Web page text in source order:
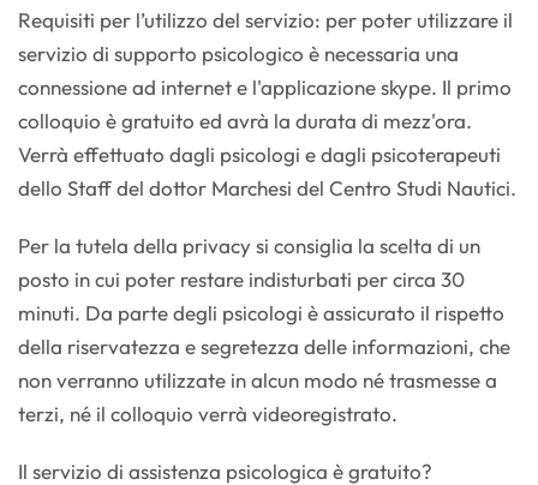
Requisiti per l’utilizzo del servizio: per poter utilizzare il
servizio di supporto psicologico è necessaria una
connessione ad internet e l'applicazione skype. Il primo
colloquio è gratuito ed avrà la durata di mezz'ora.
Verrà effettuato dagli psicologi e dagli psicoterapeuti
dello Staff del dottor Marchesi del Centro Studi Nautici.
Per la tutela della privacy si consiglia la scelta di un
posto in cui poter restare indisturbati per circa 30
minuti. Da parte degli psicologi è assicurato il rispetto
della riservatezza e segretezza delle informazioni, che
non verranno utilizzate in alcun modo né trasmesse a
terzi, né il colloquio verrà videoregistrato.
Il servizio di assistenza psicologica è gratuito?